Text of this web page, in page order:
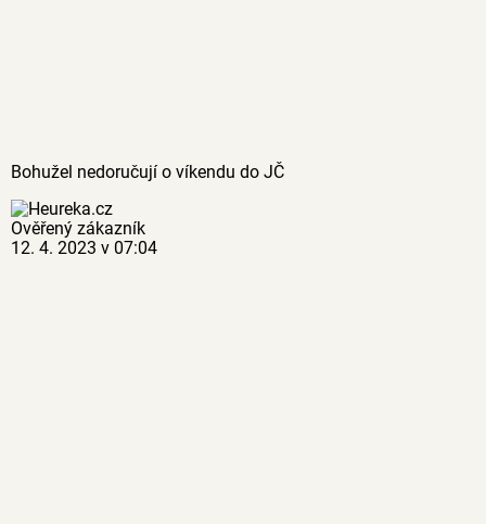
Bohužel nedoručují o víkendu do JČ
Ověřený zákazník
12. 4. 2023 v 07:04